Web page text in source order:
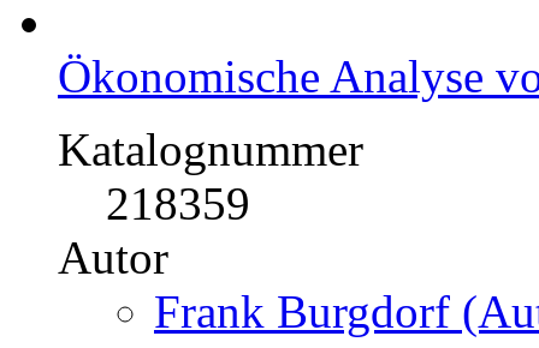
Ökonomische Analyse
Katalognummer
218359
Autor
Frank Burgdorf